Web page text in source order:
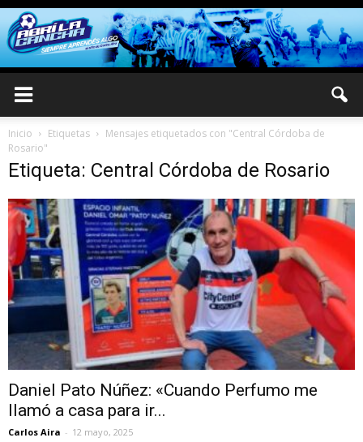
Inicio Etiquetas
Mensajes etiquetados con "Central Córdoba de
Rosario"
Etiqueta: Central Córdoba de Rosario
Daniel Pato Núñez: «Cuando Perfumo me
llamó a casa para ir...
Carlos Aira - 12 mayo, 2025